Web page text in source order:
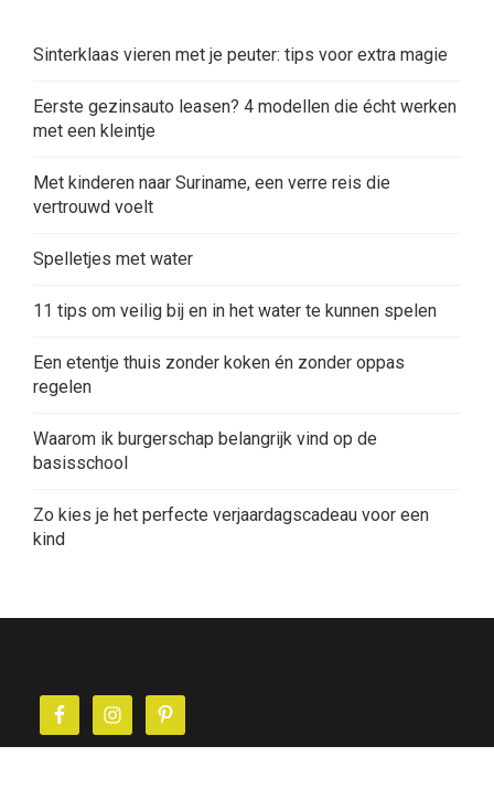
Sinterklaas vieren met je peuter: tips voor extra magie
Eerste gezinsauto leasen? 4 modellen die écht werken
met een kleintje
Met kinderen naar Suriname, een verre reis die
vertrouwd voelt
Spelletjes met water
11 tips om veilig bij en in het water te kunnen spelen
Een etentje thuis zonder koken én zonder oppas
regelen
Waarom ik burgerschap belangrijk vind op de
basisschool
Zo kies je het perfecte verjaardagscadeau voor een
kind